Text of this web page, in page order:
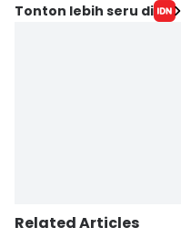
Tonton lebih seru di
Related Articles